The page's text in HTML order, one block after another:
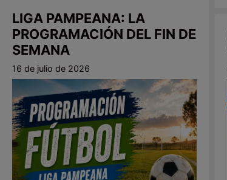
LIGA PAMPEANA: LA
PROGRAMACIÓN DEL FIN DE
SEMANA
16 de julio de 2026